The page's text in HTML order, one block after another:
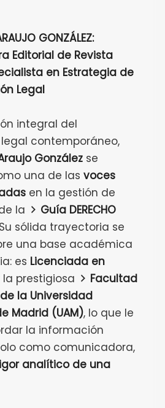
GONZÁLEZ:
Editorial de Revista
en Estrategia de
Legal
integral del
contemporáneo,
González se
una de las voces
en la gestión de
la
Guía DERECHO
sólida trayectoria se
una base académica
es Licenciada en
prestigiosa
Facultad
la Universidad
Madrid (UAM), lo que le
la información
como comunicadora,
analítico de una